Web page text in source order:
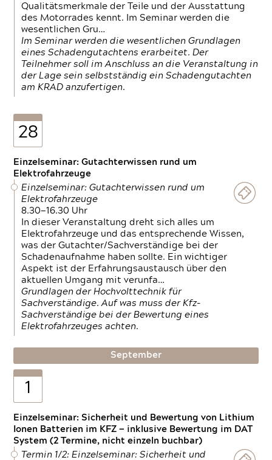
Qualitätsmerkmale der Teile und der Ausstattung
des Motorrades kennt. Im Seminar werden die
wesentlichen Gru…
Im Seminar werden die wesentlichen Grundlagen
eines Schadengutachtens erarbeitet. Der
Teilnehmer soll im Anschluss an die Veranstaltung in
der Lage sein selbstständig ein Schadengutachten
am KRAD anzufertigen.
28
Einzelseminar: Gutachterwissen rund um
Elektrofahrzeuge
Einzelseminar: Gutachterwissen rund um
Elektrofahrzeuge
8.30—16.30 Uhr
In dieser Veranstaltung dreht sich alles um
Elektrofahrzeuge und das entsprechende Wissen,
was der Gutachter/Sachverständige bei der
Schadenaufnahme haben sollte. Ein wichtiger
Aspekt ist der Erfahrungsaustausch über den
aktuellen Umgang mit verunfa…
Grundlagen der Hochvolttechnik für
Sachverständige. Auf was muss der Kfz-
Sachverständige bei der Bewertung eines
Elektrofahrzeuges achten.
September
1
Einzelseminar: Sicherheit und Bewertung von Lithium
Ionen Batterien im KFZ — inklusive Bewertung im DAT
System (2 Termine, nicht einzeln buchbar)
Termin 1/2: Einzelseminar: Sicherheit und